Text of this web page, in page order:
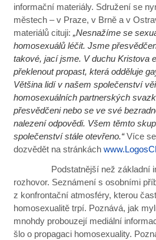
informační materiály. Sdružení se
městech – v Praze, v Brně a v
materiálů cituji: „Nesnažíme se
homosexuálů léčit. Jsme
takové, jací jsme. V duchu Kristova
překlenout propast, která odděluje
Většina lidí v našem společenství
homosexuálních partnerských
přesvědčeni nebo se ve své
nalezení odpovědi. Všem těmto
společenství stále otevřeno.“Více se
dozvědět na stránkách
Podstatnější než základní
rozhovor. Seznámení s osobními
z konfrontační atmosféry, kterou
homosexualitě trpí. Poznává, jak
mnohdy probouzejí mediální
šlo o propagaci homosexuality.